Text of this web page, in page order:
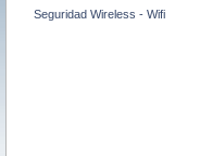
Seguridad Wireless - Wifi